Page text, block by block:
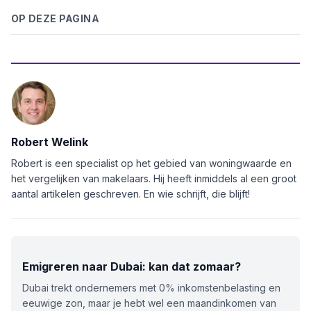
OP DEZE PAGINA
Robert Welink
Robert is een specialist op het gebied van woningwaarde en
het vergelijken van makelaars. Hij heeft inmiddels al een groot
aantal artikelen geschreven. En wie schrijft, die blijft!
Emigreren naar Dubai: kan dat zomaar?
Dubai trekt ondernemers met 0% inkomstenbelasting en
eeuwige zon, maar je hebt wel een maandinkomen van